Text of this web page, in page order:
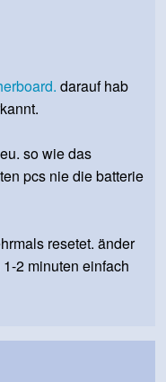
darauf hab
so wie das
pcs nie die batterie
resetet. änder
2 minuten einfach